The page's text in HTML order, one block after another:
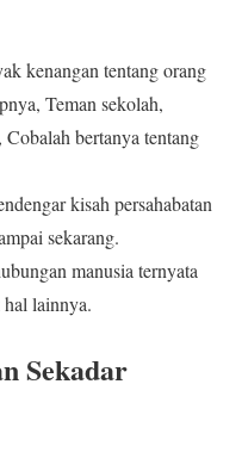
kenangan tentang orang
Teman sekolah,
bertanya tentang
kisah persahabatan
sekarang.
manusia ternyata
lainnya.
Sekadar